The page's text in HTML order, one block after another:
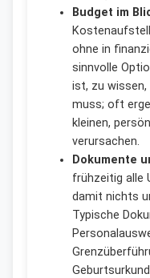
Budget im
ohne in
sinnvolle
ist, zu wissen,
muss; oft
kleinen,
verursachen.
Dokumente
frühzeitig alle
damit nichts
Typische